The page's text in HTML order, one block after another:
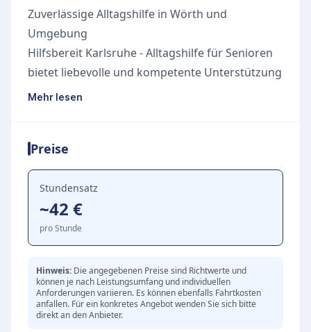
Zuverlässige Alltagshilfe in Wörth und
Umgebung
Hilfsbereit Karlsruhe - Alltagshilfe für Senioren
bietet liebevolle und kompetente Unterstützung
für ältere Menschen, um ihnen ein
Senioren und ihren Angehörigen mit
tatkräftiger Hilfe zur Seite und sorgt für
spürbare Entlastung im Alltag. Dabei grenzt sich
das Angebot klar von der medizinischen Pflege
ab und konzentriert sich stattdessen voll und
ganz auf die praktische und
zwischenmenschliche Begleitung.
Das Leistungsspektrum umfasst vielfältige
Hilfestellungen, die individuell auf die
Mehr lesen
Preise
Stundensatz
~42 €
pro Stunde
Hinweis: Die angegebenen Preise sind Richtwerte und
können je nach Leistungsumfang und individuellen
Anforderungen variieren. Es können ebenfalls Fahrtkosten
anfallen. Für ein konkretes Angebot wenden Sie sich bitte
direkt an den Anbieter.